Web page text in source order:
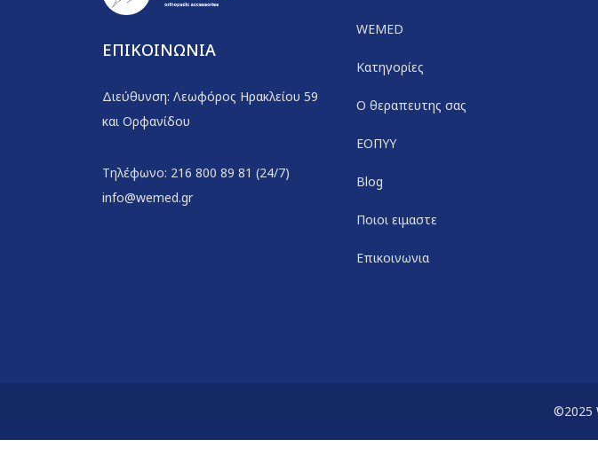
ΕΠΙΚΟΙΝΩΝΙΑ
Διεύθυνση: Λεωφόρος Ηρακλείου 59
και Ορφανίδου
Τηλέφωνο: 216 800 89 81 (24/7)
info@wemed.gr
WEMED
Κατηγορίες
Ο θεραπευτης σας
ΕΟΠΥΥ
Blog
Ποιοι ειμαστε
Επικοινωνια
©2025